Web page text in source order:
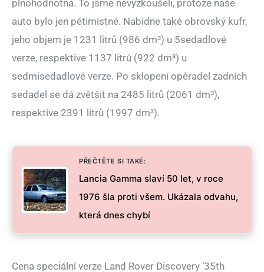
plnohodnotná. To jsme nevyzkoušeli, protože naše
auto bylo jen pětimístné. Nabídne také obrovský kufr,
jeho objem je 1231 litrů (986 dm³) u 5sedadlové
verze, respektive 1137 litrů (922 dm³) u
sedmisedadlové verze. Po sklopení opěradel zadních
sedadel se dá zvětšit na 2485 litrů (2061 dm³),
respektive 2391 litrů (1997 dm³).
PŘEČTĚTE SI TAKÉ:
Lancia Gamma slaví 50 let, v roce
1976 šla proti všem. Ukázala odvahu,
která dnes chybí
Cena speciální verze Land Rover Discovery ‘35th